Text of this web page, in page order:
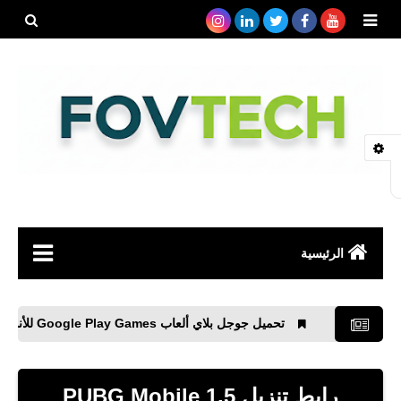
الرئيسية
مواقع
تحميل جوجل بلاي ألعاب Google Play Games للأندرويد APK
رابط تنزيل PUBG Mobile 1.5